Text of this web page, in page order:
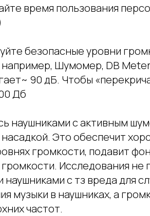
время пользования
безопасные уровни
Шумомер, DB
90 дБ. Чтобы
Дб
наушниками с активным
Это обеспечит
громкости, подавит
Исследования не
с тз вреда для
музыки в наушниках, а
частот.